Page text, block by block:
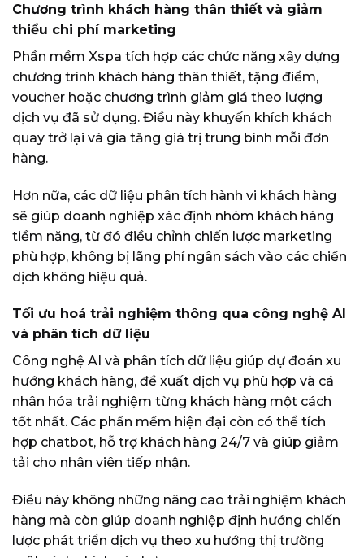
Chương trình khách hàng thân thiết và giảm
thiểu chi phí marketing
Phần mềm Xspa tích hợp các chức năng xây dựng
chương trình khách hàng thân thiết, tặng điểm,
voucher hoặc chương trình giảm giá theo lượng
dịch vụ đã sử dụng. Điều này khuyến khích khách
quay trở lại và gia tăng giá trị trung bình mỗi đơn
hàng.
Hơn nữa, các dữ liệu phân tích hành vi khách hàng
sẽ giúp doanh nghiệp xác định nhóm khách hàng
tiềm năng, từ đó điều chỉnh chiến lược marketing
phù hợp, không bị lãng phí ngân sách vào các chiến
dịch không hiệu quả.
Tối ưu hoá trải nghiệm thông qua công nghệ AI
và phân tích dữ liệu
Công nghệ AI và phân tích dữ liệu giúp dự đoán xu
hướng khách hàng, đề xuất dịch vụ phù hợp và cá
nhân hóa trải nghiệm từng khách hàng một cách
tốt nhất. Các phần mềm hiện đại còn có thể tích
hợp chatbot, hỗ trợ khách hàng 24/7 và giúp giảm
tải cho nhân viên tiếp nhận.
Điều này không những nâng cao trải nghiệm khách
hàng mà còn giúp doanh nghiệp định hướng chiến
lược phát triển dịch vụ theo xu hướng thị trường